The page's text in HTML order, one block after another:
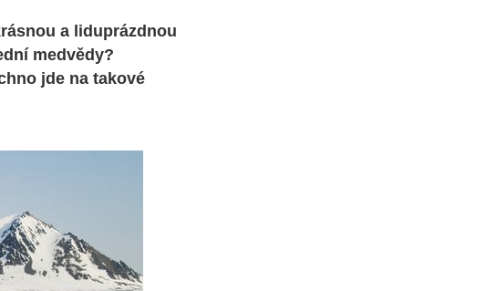
a liduprázdnou
medvědy?
jde na takové